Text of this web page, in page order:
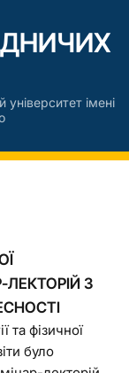
імені
ЛЕКТОРІЙ З
та фізичної
було